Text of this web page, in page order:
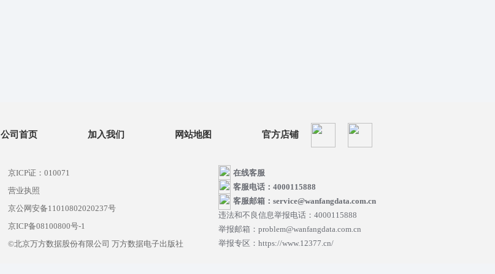
公司首页 加入我们 网站地图 官方店铺
京ICP证：010071
营业执照
京公网安备11010802020237号
京ICP备08100800号-1
©北京万方数据股份有限公司 万方数据电子出版社
在线客服
客服电话：4000115888
客服邮箱：service@wanfangdata.com.cn
违法和不良信息举报电话：4000115888
举报邮箱：problem@wanfangdata.com.cn
举报专区：https://www.12377.cn/